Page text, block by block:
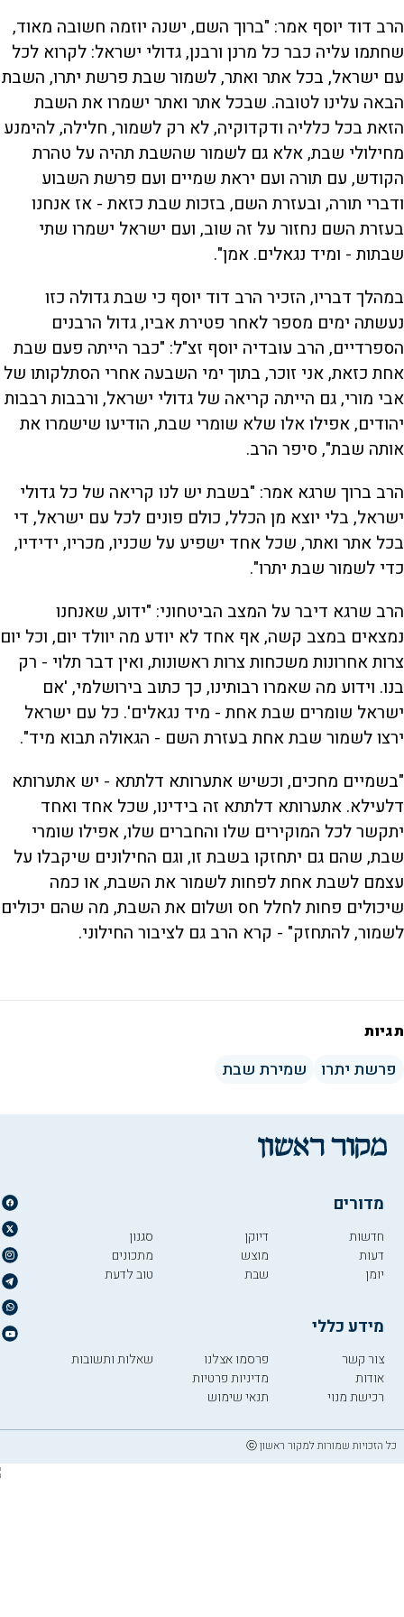
P
l
a
y
i
d
o
:
2
6
%
r
p
o
b
c
k
a
r
p
d
o
f
r
w
r
d
t
l
c
e
e
הרב דוד יוסף אמר: "ברוך השם, ישנה יוזמה חשובה מאוד,
שחתמו עליה כבר כל מרנן ורבנן, גדולי ישראל: לקרוא לכל
עם ישראל, בכל אתר ואתר, לשמור שבת פרשת יתרו, השבת
הבאה עלינו לטובה. שבכל אתר ואתר ישמרו את השבת
הזאת בכל כלליה ודקדוקיה, לא רק לשמור, חלילה, להימנע
מחילולי שבת, אלא גם לשמור שהשבת תהיה על טהרת
הקודש, עם תורה ועם יראת שמיים ועם פרשת השבוע
ודברי תורה, ובעזרת השם, בזכות שבת כזאת - אז אנחנו
בעזרת השם נחזור על זה שוב, ועם ישראל ישמרו שתי
שבתות - ומיד נגאלים. אמן".
במהלך דבריו, הזכיר הרב דוד יוסף כי שבת גדולה כזו
נעשתה ימים מספר לאחר פטירת אביו, גדול הרבנים
הספרדיים, הרב עובדיה יוסף זצ"ל: "כבר הייתה פעם שבת
אחת כזאת, אני זוכר, בתוך ימי השבעה אחרי הסתלקותו של
אבי מורי, גם הייתה קריאה של גדולי ישראל, ורבבות רבבות
יהודים, אפילו אלו שלא שומרי שבת, הודיעו שישמרו את
אותה שבת", סיפר הרב.
הרב ברוך שרגא אמר: "בשבת יש לנו קריאה של כל גדולי
ישראל, בלי יוצא מן הכלל, כולם פונים לכל עם ישראל, די
בכל אתר ואתר, שכל אחד ישפיע על שכניו, מכריו, ידידיו,
כדי לשמור שבת יתרו".
הרב שרגא דיבר על המצב הביטחוני: "ידוע, שאנחנו
נמצאים במצב קשה, אף אחד לא יודע מה יוולד יום, וכל יום
צרות אחרונות משכחות צרות ראשונות, ואין דבר תלוי - רק
בנו. וידוע מה שאמרו רבותינו, כך כתוב בירושלמי, 'אם
ישראל שומרים שבת אחת - מיד נגאלים'. כל עם ישראל
ירצו לשמור שבת אחת בעזרת השם - הגאולה תבוא מיד".
"בשמיים מחכים, וכשיש אתערותא דלתתא - יש אתערותא
דלעילא. אתערותא דלתתא זה בידינו, שכל אחד ואחד
יתקשר לכל המוקירים שלו והחברים שלו, אפילו שומרי
שבת, שהם גם יתחזקו בשבת זו, וגם החילונים שיקבלו על
עצמם לשבת אחת לפחות לשמור את השבת, או כמה
שיכולים פחות לחלל חס ושלום את השבת, מה שהם יכולים
לשמור, להתחזק" - קרא הרב גם לציבור החילוני.
תגיות
פרשת יתרו שמירת שבת
מדורים
חדשות
דעות
יומן
דיוקן
מוצש
שבת
סגנון
מתכונים
טוב לדעת
מידע כללי
צור קשר
אודות
רכישת מנוי
פרסמו אצלנו
מדיניות פרטיות
תנאי שימוש
שאלות ותשובות
כל הזכויות שמורות למקור ראשון ⓒ